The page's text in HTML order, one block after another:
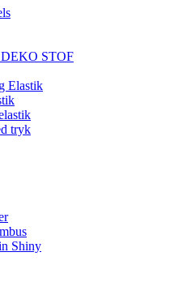
STOF
Elastik
tryk
Shiny